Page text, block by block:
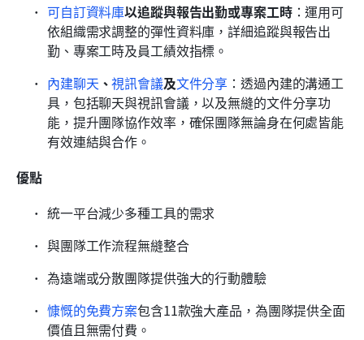
可自訂資料庫以追蹤與報告出勤或專案工時：運用可
依組織需求調整的彈性資料庫，詳細追蹤與報告出
勤、專案工時及員工績效指標。
內建聊天 、視訊會議及文件分享 ：透過內建的溝通工
具，包括聊天與視訊會議，以及無縫的文件分享功
能，提升團隊協作效率，確保團隊無論身在何處皆能
有效連結與合作。
優點
統一平台減少多種工具的需求
與團隊工作流程無縫整合
為遠端或分散團隊提供強大的行動體驗
慷慨的免費方案包含11款強大產品，為團隊提供全面
價值且無需付費。